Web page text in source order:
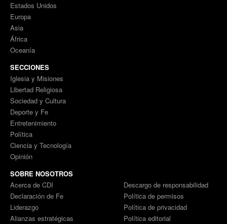
Estados Unidos
Europa
Asia
África
Oceanía
SECCIONES
Iglesia y Misiones
Libertad Religiosa
Sociedad y Cultura
Deporte y Fe
Entretenimiento
Política
Ciencia y Tecnología
Opinión
SOBRE NOSOTROS
Acerca de CDI
Declaración de Fe
Liderazgo
Alianzas estratégicas
Descargo de responsabilidad
Política de permisos
Política de privacidad
Política editorial